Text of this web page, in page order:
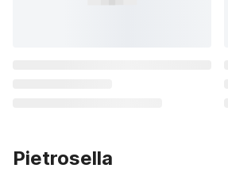
Pietrosella